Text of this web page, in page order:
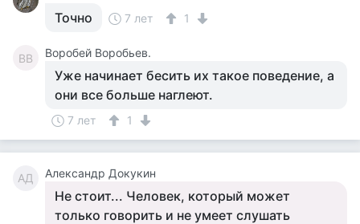
Точно 7 лет 1
ВВ Воробей Воробьев.
Уже начинает бесить их такое поведение, а
они все больше наглеют.
7 лет 1
АД Александр Докукин
Не стоит... Человек, который может
только говорить и не умеет слушать